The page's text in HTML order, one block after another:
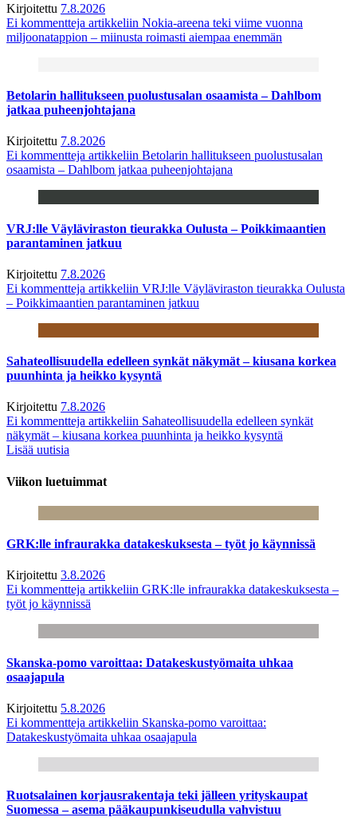
Kirjoitettu 7.8.2026
Ei kommentteja artikkeliin Nokia-areena teki viime vuonna
miljoonatappion – miinusta roimasti aiempaa enemmän
Betolarin hallitukseen puolustusalan osaamista – Dahlbom
jatkaa puheenjohtajana
Kirjoitettu 7.8.2026
Ei kommentteja artikkeliin Betolarin hallitukseen puolustusalan
osaamista – Dahlbom jatkaa puheenjohtajana
VRJ:lle Väyläviraston tieurakka Oulusta – Poikkimaantien
parantaminen jatkuu
Kirjoitettu 7.8.2026
Ei kommentteja artikkeliin VRJ:lle Väyläviraston tieurakka Oulusta
– Poikkimaantien parantaminen jatkuu
Sahateollisuudella edelleen synkät näkymät – kiusana korkea
puunhinta ja heikko kysyntä
Kirjoitettu 7.8.2026
Ei kommentteja artikkeliin Sahateollisuudella edelleen synkät
näkymät – kiusana korkea puunhinta ja heikko kysyntä
Lisää uutisia
Viikon luetuimmat
GRK:lle infraurakka datakeskuksesta – työt jo käynnissä
Kirjoitettu 3.8.2026
Ei kommentteja artikkeliin GRK:lle infraurakka datakeskuksesta –
työt jo käynnissä
Skanska-pomo varoittaa: Datakeskustyömaita uhkaa
osaajapula
Kirjoitettu 5.8.2026
Ei kommentteja artikkeliin Skanska-pomo varoittaa:
Datakeskustyömaita uhkaa osaajapula
Ruotsalainen korjausrakentaja teki jälleen yrityskaupat
Suomessa – asema pääkaupunkiseudulla vahvistuu